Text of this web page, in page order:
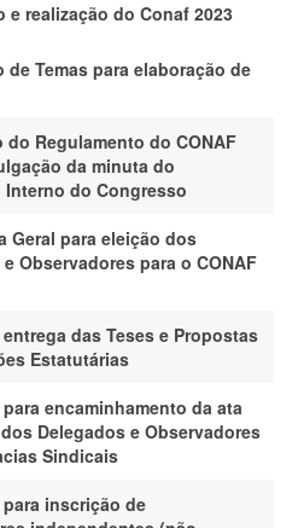
e realização do Conaf 2023
de Temas para elaboração de
do Regulamento do CONAF
da minuta do
Interno do Congresso
Geral para eleição dos
Observadores para o CONAF
entrega das Teses e Propostas
Estatutárias
encaminhamento da ata
Delegados e Observadores
Sindicais
inscrição de